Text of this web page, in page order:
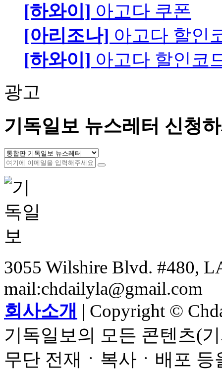
[하와이] 아고다 쿠폰
[아리조나] 아고다 할인
[하와이] 아고다 할인코
광고
기독일보 뉴스레터 신청
3055 Wilshire Blvd. #480,
mail:chdailyla@gmail.com
회사소개 | Copyright ©
기독일보의 모든 콘텐츠(
무단 전재ㆍ복사ㆍ배포 등